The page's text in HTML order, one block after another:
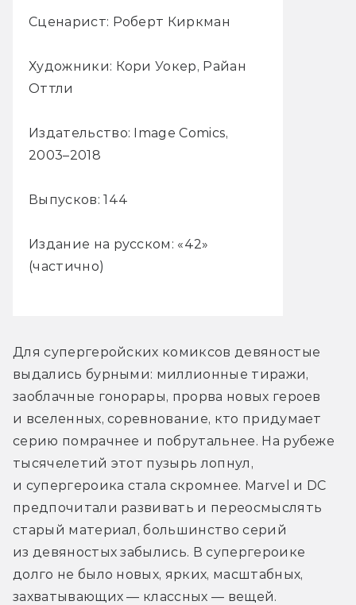
Сценарист: Роберт Киркман
Художники: Кори Уокер, Райан
Оттли
Издательство: Image Comics,
2003–2018
Выпусков: 144
Издание на русском: «42»
(частично)
Для супергеройских комиксов девяностые
выдались бурными: миллионные тиражи,
заоблачные гонорары, прорва новых героев
и вселенных, соревнование, кто придумает
серию помрачнее и побрутальнее. На рубеже
тысячелетий этот пузырь лопнул,
и супергероика стала скромнее. Marvel и DC
предпочитали развивать и переосмыслять
старый материал, большинство серий
из девяностых забылись. В супергероике
долго не было новых, ярких, масштабных,
захватывающих — классных — вещей.